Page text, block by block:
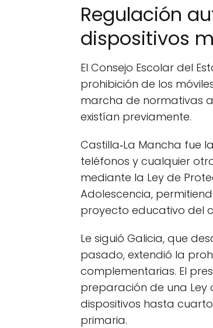
Regulación
dispositivos
El Consejo Escolar del
prohibición de los
marcha de normativas
existían previamente.
Castilla‑La Mancha fue
teléfonos y cualquier
mediante la Ley de
Adolescencia,
proyecto educativo del
Le siguió Galicia, que
pasado, extendió la
complementarias. El
preparación de una Ley
dispositivos hasta
primaria.